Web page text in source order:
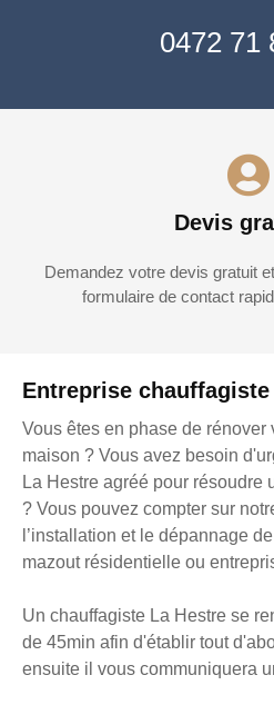
Entreprise chauffagiste
Vous êtes en phase de rénover
maison ? Vous avez besoin
La Hestre agréé pour résoudre
? Vous pouvez compter sur
l’installation et le dépannage
mazout résidentielle ou
Un chauffagiste La Hestre se
de 45min afin d'établir tout
ensuite il vous communiquera
0472 71
Devis
Demandez votre devis gratuit
formulaire de contact